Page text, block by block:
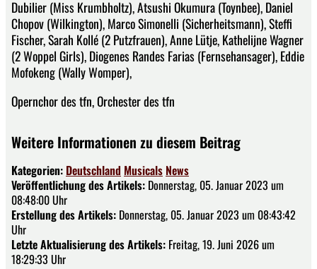
Dubilier (Miss Krumbholtz), Atsushi Okumura (Toynbee), Daniel
Chopov (Wilkington), Marco Simonelli (Sicherheitsmann), Steffi
Fischer, Sarah Kollé (2 Putzfrauen), Anne Lütje, Kathelijne Wagner
(2 Woppel Girls), Diogenes Randes Farias (Fernsehansager), Eddie
Mofokeng (Wally Womper),
Opernchor des tfn, Orchester des tfn
Weitere Informationen zu diesem Beitrag
Kategorien: Deutschland Musicals News
Veröffentlichung des Artikels: Donnerstag, 05. Januar 2023 um
08:48:00 Uhr
Erstellung des Artikels: Donnerstag, 05. Januar 2023 um 08:43:42
Uhr
Letzte Aktualisierung des Artikels: Freitag, 19. Juni 2026 um
18:29:33 Uhr